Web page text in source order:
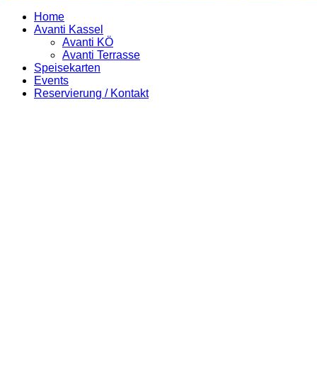
Home
Avanti Kassel
Avanti KÖ
Avanti Terrasse
Speisekarten
Events
Reservierung / Kontakt